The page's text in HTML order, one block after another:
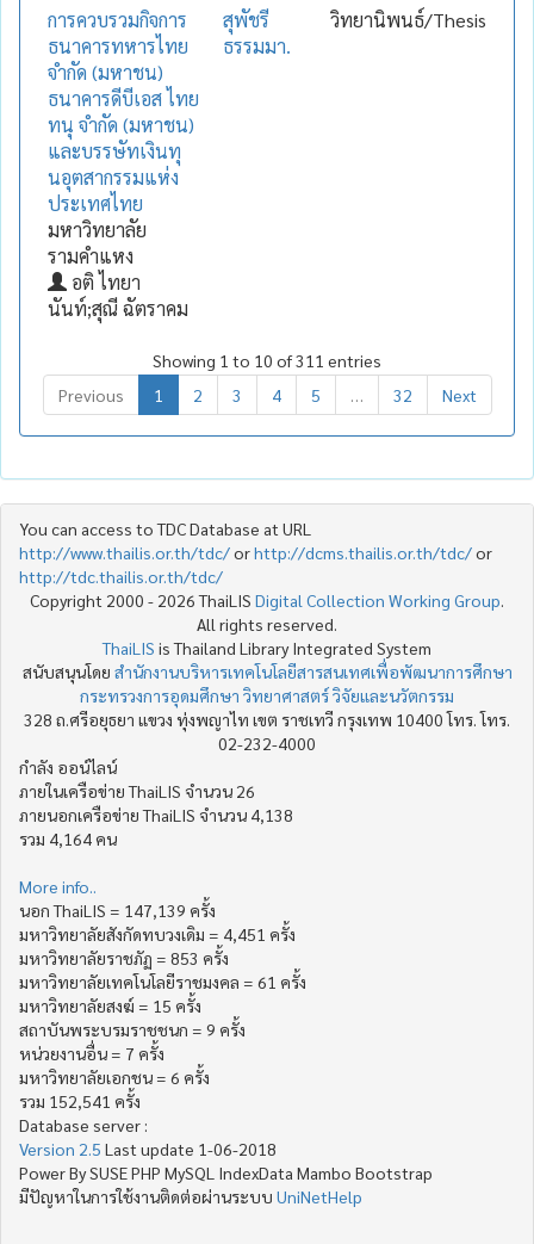
การควบรวมกิจการ
ธนาคารทหารไทย
จำกัด (มหาชน)
ธนาคารดีบีเอส ไทย
ทนุ จำกัด (มหาชน)
และบรรษัทเงินทุ
นอุตสากรรมแห่ง
ประเทศไทย
มหาวิทยาลัย
รามคำแหง
อติ ไทยา
นันท์;สุณี ฉัตราคม
สุพัชรี
ธรรมมา.
วิทยานิพนธ์/Thesis
Showing 1 to 10 of 311 entries
Previous
1 2 3 4 5 32 Next
You can access to TDC Database at URL
http://www.thailis.or.th/tdc/orhttp://dcms.thailis.or.th/tdc/or
http://tdc.thailis.or.th/tdc/
Copyright 2000 - 2026 ThaiLIS Digital Collection Working Group
All rights reserved.
ThaiLIS is Thailand Library Integrated System
สนับสนุนโดย สำนักงานบริหารเทคโนโลยีสารสนเทศเพื่อพัฒนาการศึกษา
กระทรวงการอุดมศึกษา วิทยาศาสตร์ วิจัยและนวัตกรรม
328 ถ.ศรีอยุธยา แขวง ทุ่งพญาไท เขต ราชเทวี กรุงเทพ 10400 โทร. โทร.
02-232-4000
กำลัง ออน์ไลน์
ภายในเครือข่าย ThaiLIS จำนวน 26
ภายนอกเครือข่าย ThaiLIS จำนวน 4,138
รวม 4,164 คน
More info..
นอก ThaiLIS = 147,139 ครั้ง
มหาวิทยาลัยสังกัดทบวงเดิม = 4,451 ครั้ง
มหาวิทยาลัยราชภัฏ = 853 ครั้ง
มหาวิทยาลัยเทคโนโลยีราชมงคล = 61 ครั้ง
มหาวิทยาลัยสงฆ์ = 15 ครั้ง
สถาบันพระบรมราชชนก = 9 ครั้ง
หน่วยงานอื่น = 7 ครั้ง
มหาวิทยาลัยเอกชน = 6 ครั้ง
รวม 152,541 ครั้ง
Database server :
Version 2.5 Last update 1-06-2018
Power By SUSE PHP MySQL IndexData Mambo Bootstrap
มีปัญหาในการใช้งานติดต่อผ่านระบบ UniNetHelp